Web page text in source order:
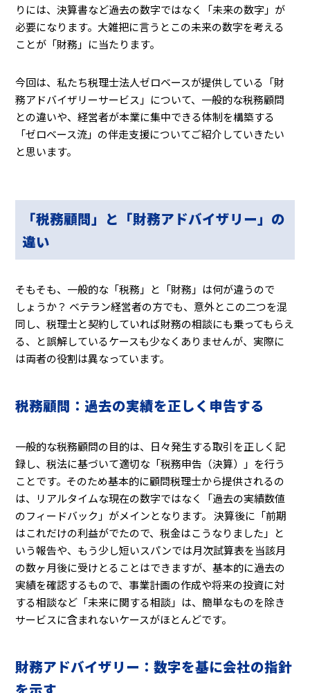
りには、決算書など過去の数字ではなく「未来の数字」が
必要になります。大雑把に言うとこの未来の数字を考える
ことが「財務」に当たります。
今回は、私たち税理士法人ゼロベースが提供している「財
務アドバイザリーサービス」について、一般的な税務顧問
との違いや、経営者が本業に集中できる体制を構築する
「ゼロベース流」の伴走支援についてご紹介していきたい
と思います。
「税務顧問」と「財務アドバイザリー」の
違い
そもそも、一般的な「税務」と「財務」は何が違うので
しょうか？ ベテラン経営者の方でも、意外とこの二つを混
同し、税理士と契約していれば財務の相談にも乗ってもらえ
る、と誤解しているケースも少なくありませんが、実際に
は両者の役割は異なっています。
税務顧問：過去の実績を正しく申告する
一般的な税務顧問の目的は、日々発生する取引を正しく記
録し、税法に基づいて適切な「税務申告（決算）」を行う
ことです。そのため基本的に顧問税理士から提供されるの
は、リアルタイムな現在の数字ではなく「過去の実績数値
のフィードバック」がメインとなります。 決算後に「前期
はこれだけの利益がでたので、税金はこうなりました」と
いう報告や、もう少し短いスパンでは月次試算表を当該月
の数ヶ月後に受けとることはできますが、基本的に過去の
実績を確認するもので、事業計画の作成や将来の投資に対
する相談など「未来に関する相談」は、簡単なものを除き
サービスに含まれないケースがほとんどです。
財務アドバイザリー：数字を基に会社の指針
を示す